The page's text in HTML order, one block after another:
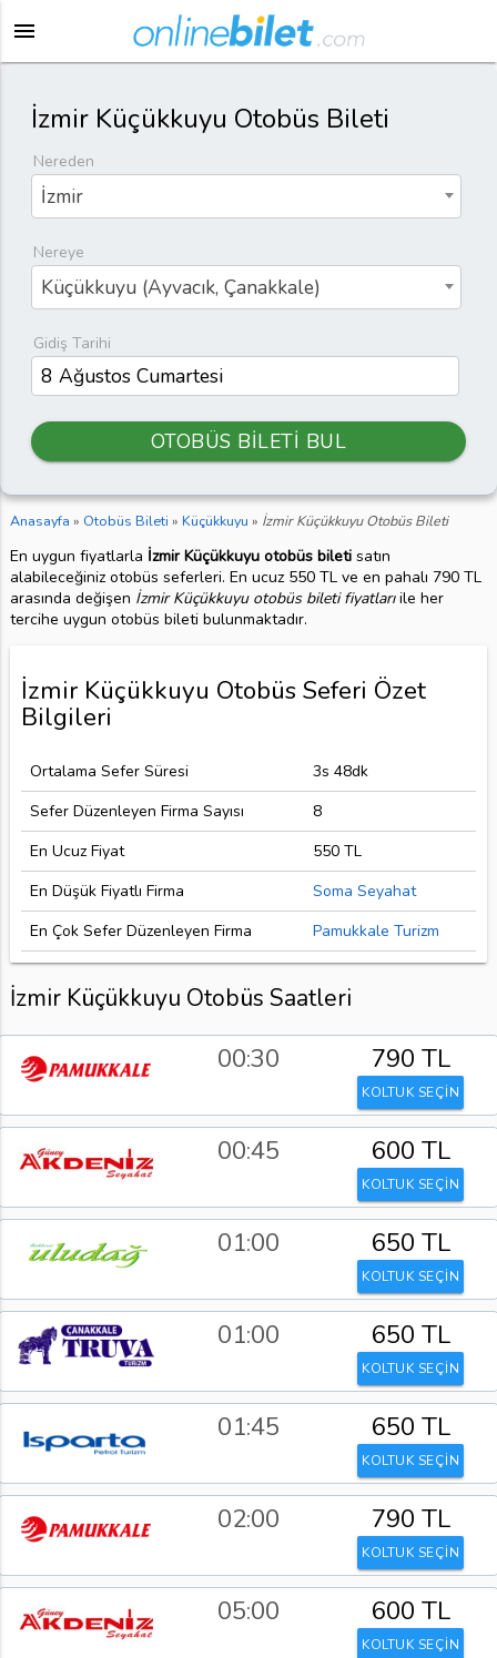
menu
İzmir Küçükkuyu Otobüs Bileti
Nereden
İzmir
Nereye
Küçükkuyu (Ayvacık, Çanakkale)
Gidiş Tarihi
OTOBÜS BİLETİ BUL
Anasayfa » Otobüs Bileti » Küçükkuyu » İzmir Küçükkuyu Otobüs Bileti
En uygun fiyatlarla İzmir Küçükkuyu otobüs biletisatın
alabileceğiniz otobüs seferleri. En ucuz 550 TL ve en pahalı 790 TL
arasında değişen İzmir Küçükkuyu otobüs bileti fiyatlarıile her
tercihe uygun otobüs bileti bulunmaktadır.
İzmir Küçükkuyu Otobüs Seferi Özet
Bilgileri
Ortalama Sefer Süresi
3s 48dk
Sefer Düzenleyen Firma Sayısı
8
En Ucuz Fiyat
550 TL
En Düşük Fiyatlı Firma
Soma Seyahat
En Çok Sefer Düzenleyen Firma
Pamukkale Turizm
İzmir Küçükkuyu Otobüs Saatleri
00:30 790 TL
KOLTUK SEÇİN
00:45 600 TL
KOLTUK SEÇİN
01:00 650 TL
KOLTUK SEÇİN
01:00 650 TL
KOLTUK SEÇİN
01:45 650 TL
KOLTUK SEÇİN
02:00 790 TL
KOLTUK SEÇİN
05:00 600 TL
KOLTUK SEÇİN